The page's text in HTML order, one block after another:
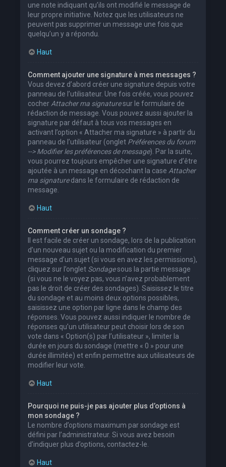
une note indiquant qu’ils ont modifié le message de
leur propre initiative. Notez que les utilisateurs ne
peuvent pas supprimer un message une fois que
quelqu’un y a répondu.
Haut
Comment ajouter une signature à mes messages ?
Vous devez d’abord créer une signature depuis votre
panneau de l’utilisateur. Une fois créée, vous pouvez
cocher Attacher ma signaturesur le formulaire de
rédaction de message. Vous pouvez aussi ajouter la
signature par défaut à tous vos messages en
activant l’option « Attacher ma signature » à partir du
panneau de l’utilisateur (onglet Préférences du forum
--> Modifier les préférences de message). Par la suite,
vous pourrez toujours empêcher une signature d’être
ajoutée à un message en décochant la case Attacher
ma signaturedans le formulaire de rédaction de
message.
Haut
Comment créer un sondage ?
Il est facile de créer un sondage, lors de la publication
d’un nouveau sujet ou la modification du premier
message d’un sujet (si vous en avez les permissions),
cliquez sur l’onglet Sondagesous la partie message
(si vous ne le voyez pas, vous n’avez probablement
pas le droit de créer des sondages). Saisissez le titre
du sondage et au moins deux options possibles,
saisissez une option par ligne dans le champ des
réponses. Vous pouvez aussi indiquer le nombre de
réponses qu’un utilisateur peut choisir lors de son
vote dans « Option(s) par l’utilisateur », limiter la
durée en jours du sondage (mettre « 0 » pour une
durée illimitée) et enfin permettre aux utilisateurs de
modifier leur vote.
Haut
Pourquoi ne puis-je pas ajouter plus d’options à
mon sondage ?
Le nombre d’options maximum par sondage est
défini par l’administrateur. Si vous avez besoin
d’indiquer plus d’options, contactez-le.
Haut